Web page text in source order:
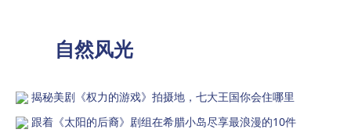
自然风光
揭秘美剧《权力的游戏》拍摄地，七大王国你会住哪里
跟着《太阳的后裔》剧组在希腊小岛尽享最浪漫的10件